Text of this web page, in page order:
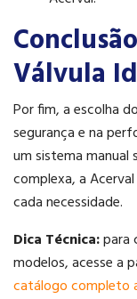
Válvula
Por fim, a escolha
segurança e na
um sistema manual
complexa, a
cada necessidade.
Dica Técnica:para
modelos, acesse a
catálogo completo